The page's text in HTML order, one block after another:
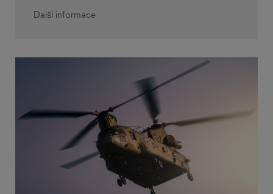
Další informace